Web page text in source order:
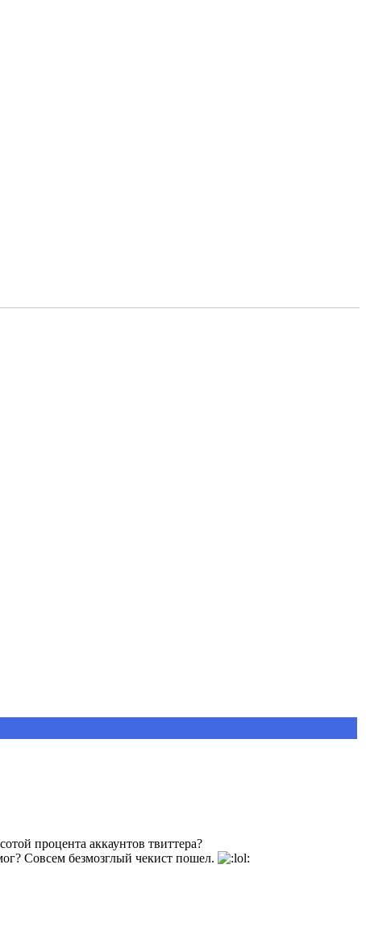
процента аккаунтов твиттера?
Совсем безмозглый чекист пошел.